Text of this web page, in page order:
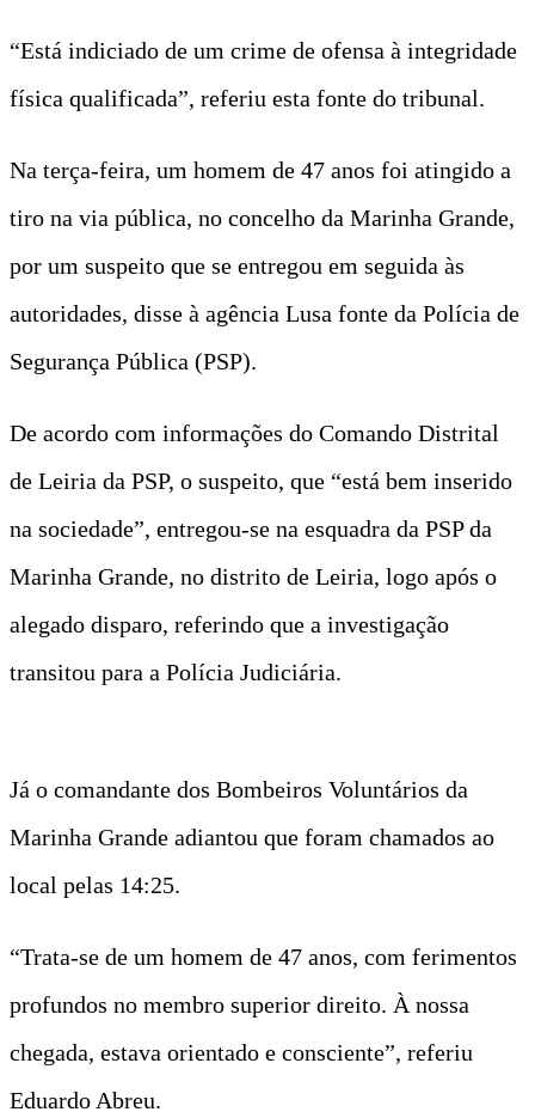
“Está indiciado de um crime de ofensa à integridade
física qualificada”, referiu esta fonte do tribunal.
Na terça-feira, um homem de 47 anos foi atingido a
tiro na via pública, no concelho da Marinha Grande,
por um suspeito que se entregou em seguida às
autoridades, disse à agência Lusa fonte da Polícia de
Segurança Pública (PSP).
De acordo com informações do Comando Distrital
de Leiria da PSP, o suspeito, que “está bem inserido
na sociedade”, entregou-se na esquadra da PSP da
Marinha Grande, no distrito de Leiria, logo após o
alegado disparo, referindo que a investigação
transitou para a Polícia Judiciária.
Já o comandante dos Bombeiros Voluntários da
Marinha Grande adiantou que foram chamados ao
local pelas 14:25.
“Trata-se de um homem de 47 anos, com ferimentos
profundos no membro superior direito. À nossa
chegada, estava orientado e consciente”, referiu
Eduardo Abreu.